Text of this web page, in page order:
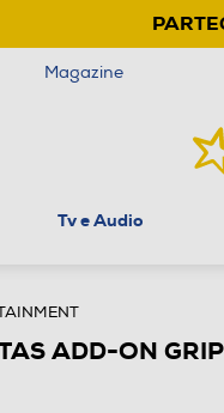
Magazine
Tv e Audio
ADD-ON